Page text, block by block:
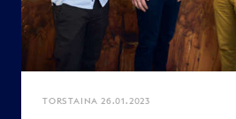
TORSTAINA 26.01.2023